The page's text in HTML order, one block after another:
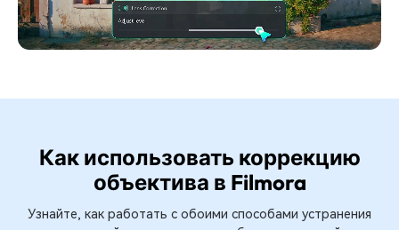
Как использовать коррекцию
объектива в Filmora
Узнайте, как работать с обоими способами устранения